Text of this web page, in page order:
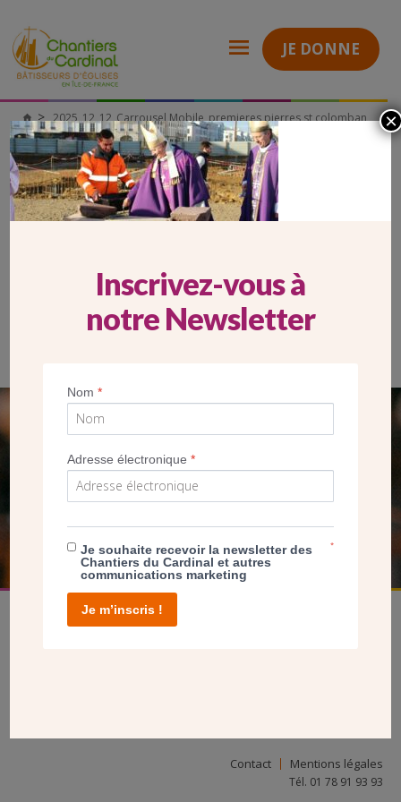
JE DONNE
Chantiers
du
Cardinal
2025_12_12_Carrousel Mobile_premieres pierres st colomban
2025_12_12_CARROUSEL
MOBILE_PREMIERES PIERRES ST
COLOMBAN
SEUL VOTRE DON
NOUS PERMET D’AGIR
FAIRE UN DON
Contact Mentions légales
Tél. 01 78 91 93 93
Inscrivez-vous à
notre Newsletter
Nom*
Adresse électronique*
Je souhaite recevoir la newsletter des
Chantiers du Cardinal et autres
communications marketing
*
Je m’inscris !
×